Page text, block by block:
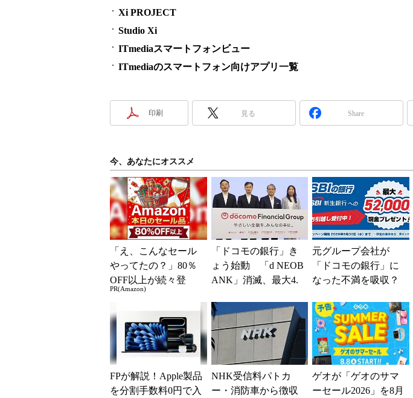
Xi PROJECT
Studio Xi
ITmediaスマートフォンビュー
ITmediaのスマートフォン向けアプリ一覧
印刷 見る Share
今、あなたにオススメ
「え、こんなセール
やってたの？」80％
OFF以上が続々登
場！Amazonの本気が
PR(Amazon)
「ドコモの銀行」き
ょう始動 「d NEOB
ANK」消滅、最大4.
解説
元グループ会社が
「ドコモの銀行」に
なった不満を吸収？
BIの銀行」として最
大5....
FPが解説！Apple製品
を分割手数料0円で入
NHK受信料パトカ
ー・消防車から徴収
ゲオが「ゲオのサマ
ーセール2026」を8月